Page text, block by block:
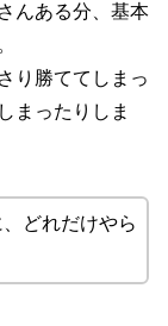
んある分、基本
り勝ててしまっ
まったりしま
どれだけやら